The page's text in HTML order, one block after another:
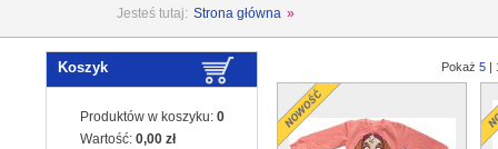
Jesteś tutaj: Strona główna »
Koszyk
Produktów w koszyku: 0
Wartość: 0,00 zł
Pokaż 5 |